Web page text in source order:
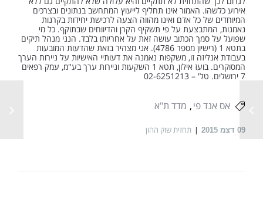
אירוע כלשהו. האמור אינו תחליף לייעוץ המתחשב בנתונים ובצרכים
המיוחדים של כל אדם ואינו מהווה הצעה לרכישת יחידות בקרנות
נאמנות, המתבצעת על פי תשקיף הקרן והדיווחים שבתוקף. כל מי
שפועל על סמך הכתוב עושה זאת על אחריותו בלבד. הנני מנהל תיקים
בתטא 1 (רישיון מספר 4786). אני מצהיר בזאת שהדעות המובעות
בעבודת אנליזה זו, משקפות נאמנה את דעותיי האישיות על ניירות הערך
המסוקרים. בועז אילון, תטא 1 השקעות וניירות ערך בע"מ, עמק רפאים
7 ירושלים. טל' – 02-6251213
אס אנד פי מדד ת"א
09 דצמ 2015 תחזית שוק ההון